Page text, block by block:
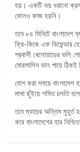
হয়। একটি ভয় ধরানো
কোনও কাজ হয়নি।
তবে ৮৪ মিনিটে বাংলাদেশ
ফ্রি-কিকে এক ডিফেন্ডার
প্রবাসী খেলোয়াড়ের ভলি
মোরসালিন ডান পায়ে ঠিকই
যোগ করা সময়ে বাংলাদেশ
মাথা ছুঁইয়ে শমিত চলতি
তবে ম্যাচের অন্তিম
করে বাংলাদেশের হার